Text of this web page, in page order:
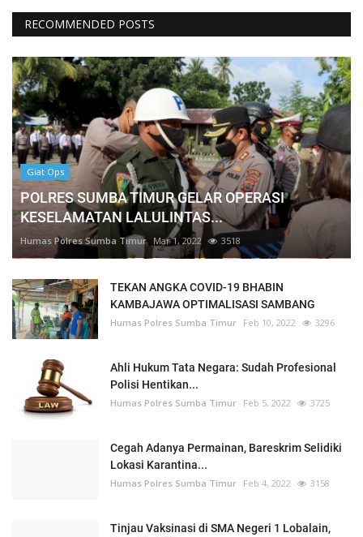
RECOMMENDED POSTS
Giat Ops
POLRES SUMBA TIMUR GELAR OPERASI
KESELAMATAN LALULINTAS...
Humas Polres Sumba Timur Mar 1, 2022 3518
TEKAN ANGKA COVID-19 BHABIN
KAMBAJAWA OPTIMALISASI SAMBANG
Humas Polres Sumba Timur Feb 10, 2022 3296
Ahli Hukum Tata Negara: Sudah Profesional
Polisi Hentikan...
Humas Polres Sumba Timur Feb 5, 2022 3725
Cegah Adanya Permainan, Bareskrim Selidiki
Lokasi Karantina...
Humas Polres Sumba Timur Feb 4, 2022 3158
Tinjau Vaksinasi di SMA Negeri 1 Lobalain,